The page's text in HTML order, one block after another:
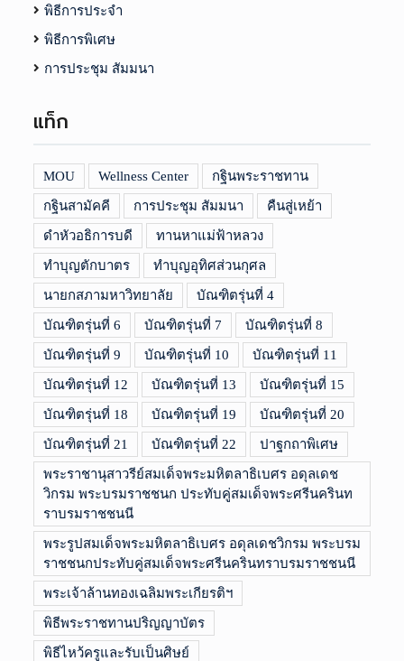
พิธีการประจำ
พิธีการพิเศษ
การประชุม สัมมนา
แท็ก
MOU Wellness Center กฐินพระราชทาน
กฐินสามัคคี การประชุม สัมมนา คืนสู่เหย้า
ดำหัวอธิการบดี ทานหาแม่ฟ้าหลวง
ทำบุญตักบาตร ทำบุญอุทิศส่วนกุศล
นายกสภามหาวิทยาลัย บัณฑิตรุ่นที่ 4
บัณฑิตรุ่นที่ 6 บัณฑิตรุ่นที่ 7 บัณฑิตรุ่นที่ 8
บัณฑิตรุ่นที่ 9 บัณฑิตรุ่นที่ 10 บัณฑิตรุ่นที่ 11
บัณฑิตรุ่นที่ 12 บัณฑิตรุ่นที่ 13 บัณฑิตรุ่นที่ 15
บัณฑิตรุ่นที่ 18 บัณฑิตรุ่นที่ 19 บัณฑิตรุ่นที่ 20
บัณฑิตรุ่นที่ 21 บัณฑิตรุ่นที่ 22 ปาฐกถาพิเศษ
พระราชานุสาวรีย์สมเด็จพระมหิตลาธิเบศร อดุลเดช
วิกรม พระบรมราชชนก ประทับคู่สมเด็จพระศรีนครินท
ราบรมราชชนนี
พระรูปสมเด็จพระมหิตลาธิเบศร อดุลเดชวิกรม พระบรม
ราชชนกประทับคู่สมเด็จพระศรีนครินทราบรมราชชนนี
พระเจ้าล้านทองเฉลิมพระเกียรติฯ
พิธีพระราชทานปริญญาบัตร
พิธีไหว้ครูและรับเป็นศิษย์